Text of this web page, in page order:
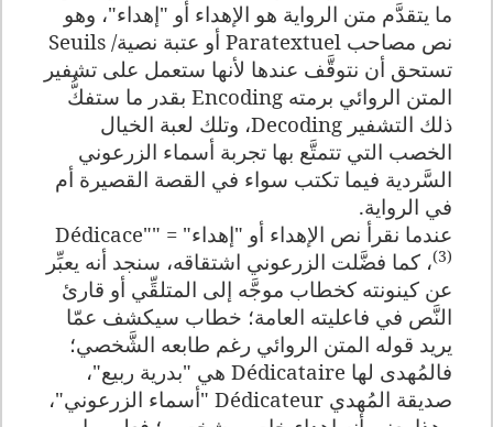
ما يتقدَّم متن الرواية هو الإهداء أو "إهداء"، وهو
نص مصاحب Paratextuel أو عتبة نصية/ Seuils
تستحق أن نتوقَّف عندها لأنها ستعمل على تشفير
المتن الروائي برمته Encoding بقدر ما ستفكُّ
ذلك التشفير Decoding، وتلك لعبة الخيال
الخصب التي تتمتَّع بها تجربة أسماء الزرعوني
السَّردية فيما تكتب سواء في القصة القصيرة أم
في الرواية.
عندما نقرأ نص الإهداء أو "إهداء" = "Dédicace"
(3)، كما فضَّلت الزرعوني اشتقاقه، سنجد أنه يعبِّر
عن كينونته كخطاب موجَّه إلى المتلقِّي أو قارئ
النَّص في فاعليته العامة؛ خطاب سيكشف عمّا
يريد قوله المتن الروائي رغم طابعه الشَّخصي؛
فالمُهدى لها Dédicataire هي "بدرية ربيع"،
صديقة المُهدي Dédicateur "أسماء الزرعوني"،